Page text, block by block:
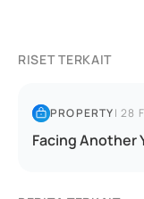
RISET TERKAIT
PROPERTY|28
Facing Another